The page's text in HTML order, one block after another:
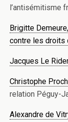
l’antisémitisme
Brigitte
contre les droits
Jacques Le
Christophe
relation Péguy-
Alexandre de